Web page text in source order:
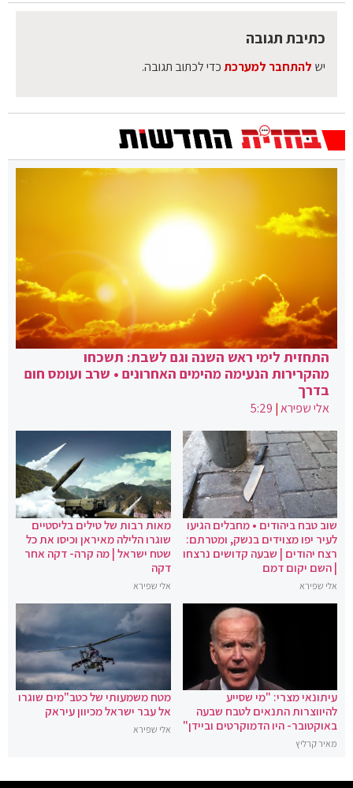
כתיבת תגובה
יש להתחבר למערכתכדי לכתוב תגובה.
התחזית לימי ראש השנה וגם לשבת: תשכחו
מהקרירות הנעימה מהימים האחרונים • שרב ועומס חום
בדרך
אלי שפירא|
5:29
שוב טבח ביהודים • מחבלים הגיעו
לעיר יפו מצוידים בנשק, ומטרתם:
רצח יהודים | שבעה קדושים נרצחו
| השם יקום דמם
אלי שפירא
מאות רבות של טילים בליסטיים
שוגרו הלילה מאיראן וכיסו את כל
שטח ישראל | מה קרה- דקה אחר
דקה
אלי שפירא
עיתונאי מצרי: "מי שסייע
להיווצרות התנאים לטבח שבעה
באוקטובר- היו הדמוקרטים וביידן"
מאיר קרליץ
מטח משמעותי של כטב"מים שוגרו
אל עבר ישראל מכיוון עיראק
אלי שפירא